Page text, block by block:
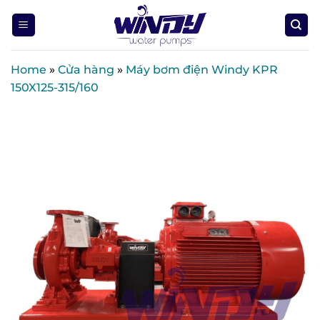
Home » Cửa hàng » Máy bơm điện Windy KPR
150X125-315/160